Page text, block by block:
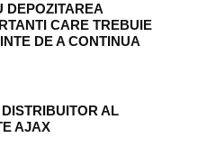
DEPOZITAREA
CARE TREBUIE
DE A CONTINUA
AL
AJAX